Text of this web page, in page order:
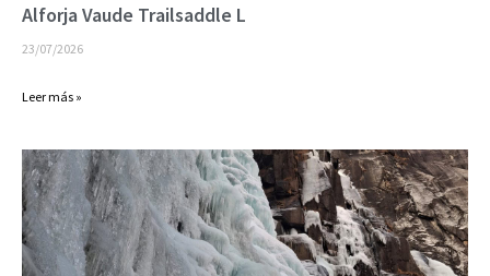
Alforja Vaude Trailsaddle L
23/07/2026
Leer más »